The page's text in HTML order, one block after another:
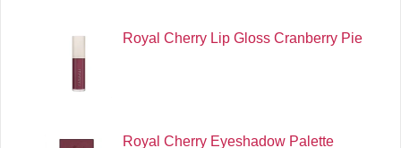
Royal Cherry Lip Gloss Cranberry Pie
Royal Cherry Eyeshadow Palette